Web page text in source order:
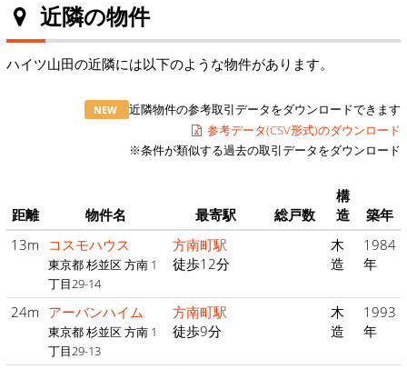
近隣の物件
ハイツ山田の近隣には以下のような物件があります。
NEW
近隣物件の参考取引データをダウンロードできます
参考データ(CSV形式)のダウンロード
※条件が類似する過去の取引データをダウンロード
距離 物件名 最寄駅 総戸数
構
造
築年
13m
コスモハウス
東京都 杉並区 方南 1
丁目29-14
方南町駅
徒歩12分
木
造
1984
年
24m アーバンハイム
東京都 杉並区 方南 1
丁目29-13
方南町駅
徒歩9分
木
造
1993
年